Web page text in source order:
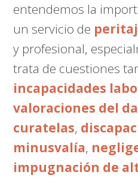
entendemos la
un servicio de
y profesional,
trata de cuestiones
incapacidades
valoraciones del
curatelas,
minusvalía,
impugnación de